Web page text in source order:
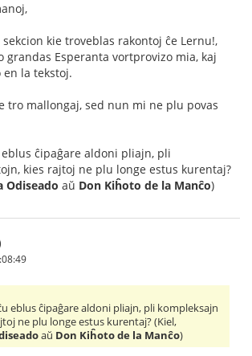
kie troveblas rakontoj ĉe Lernu!,
grandas Esperanta vortprovizo mia, kaj
la tekstoj.
tro mallongaj, sed nun mi ne plu povas
ĉipaĝare aldoni pliajn, pli
kies rajtoj ne plu longe estus kurentaj?
Odiseado aŭ Don Kiĥoto de la Manĉo)
eblus ĉipaĝare aldoni pliajn, pli kompleksajn
ne plu longe estus kurentaj? (Kiel,
aŭ Don Kiĥoto de la Manĉo)